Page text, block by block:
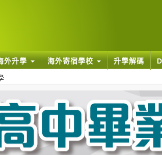
外升學 海外寄宿學校 升學解碼